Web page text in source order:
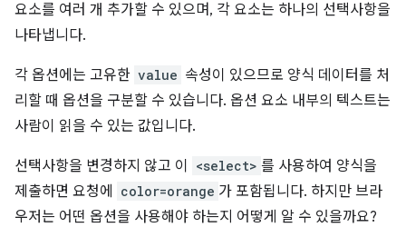
요소를 여러 개 추가할 수 있으며, 각 요소는 하나의 선택사항을
나타냅니다.
각 옵션에는 고유한 value 속성이 있으므로 양식 데이터를 처
리할 때 옵션을 구분할 수 있습니다. 옵션 요소 내부의 텍스트는
사람이 읽을 수 있는 값입니다.
선택사항을 변경하지 않고 이 <select> 를 사용하여 양식을
제출하면 요청에
color=orange 가 포함됩니다. 하지만 브라
우저는 어떤 옵션을 사용해야 하는지 어떻게 알 수 있을까요?